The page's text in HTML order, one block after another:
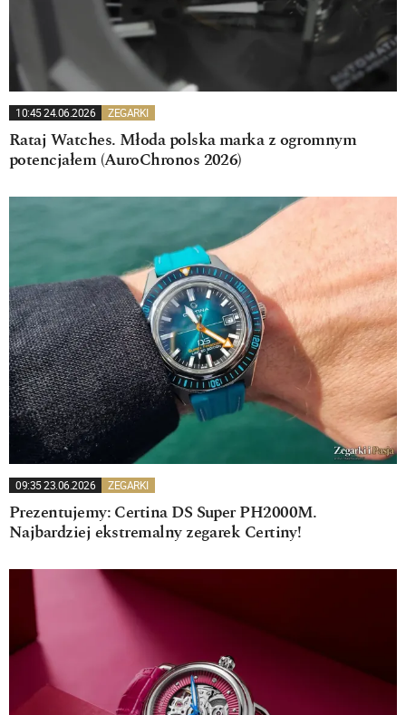
10:45 24.06.2026 ZEGARKI
Rataj Watches. Młoda polska marka z ogromnym
potencjałem (AuroChronos 2026)
09:35 23.06.2026 ZEGARKI
Prezentujemy: Certina DS Super PH2000M.
Najbardziej ekstremalny zegarek Certiny!